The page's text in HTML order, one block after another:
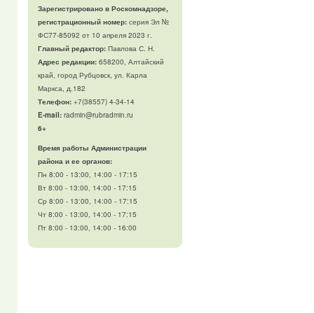
Зарегистрировано в Роскомнадзоре,
регистрационный номер:серия Эл №
ФС77-85092 от 10 апреля 2023 г.
Главный редактор:Павлова С. Н.
Адрес редакции:658200, Алтайский
край, город Рубцовск, ул. Карла
Маркса, д.182
Телефон:+7(38557) 4-34-14
E-mail:radmin@rubradmin.ru
6+
Время работы Администрации
района и ее органов:
Пн 8:00 - 13:00, 14:00 - 17:15
Вт 8:00 - 13:00, 14:00 - 17:15
Ср 8:00 - 13:00, 14:00 - 17:15
Чт 8:00 - 13:00, 14:00 - 17:15
Пт 8:00 - 13:00, 14:00 - 16:00